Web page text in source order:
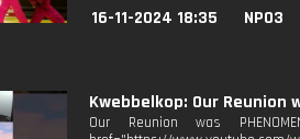
16-11-2024 18:35 NPO3
Kwebbelkop: Our Reunion
Our Reunion was